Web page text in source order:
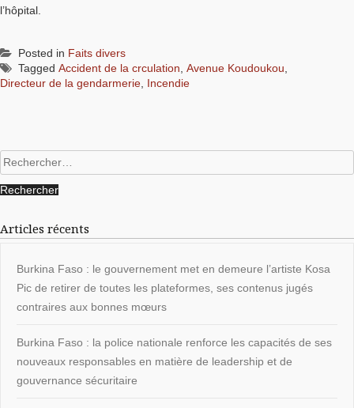
l’hôpital.
Posted in Faits divers
Tagged Accident de la crculation Avenue Koudoukou
Directeur de la gendarmerie Incendie
Rechercher :
Articles récents
Burkina Faso : le gouvernement met en demeure l’artiste Kosa
Pic de retirer de toutes les plateformes, ses contenus jugés
contraires aux bonnes mœurs
Burkina Faso : la police nationale renforce les capacités de ses
nouveaux responsables en matière de leadership et de
gouvernance sécuritaire